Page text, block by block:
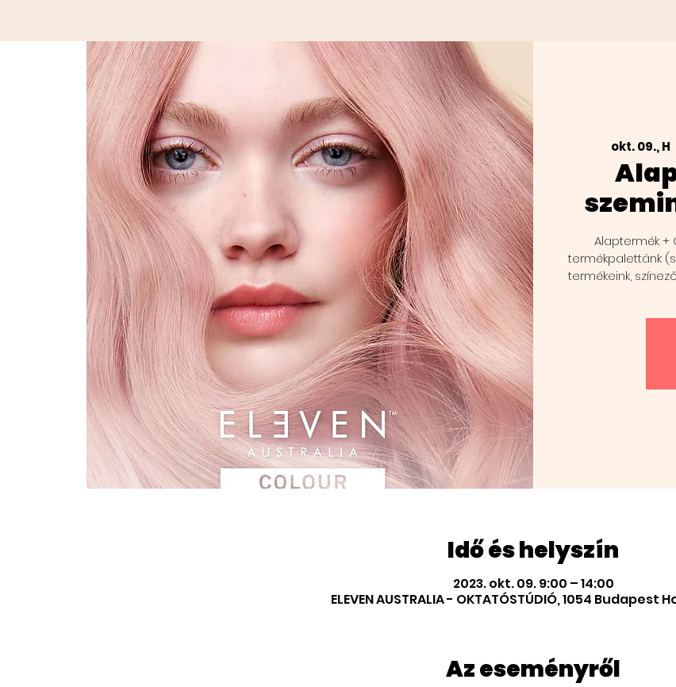
okt. 09., H
Alaptermék +
termékpalettánk
termékeink,
Idő és helyszín
2023. okt. 09. 9:00 – 14:00
ELEVEN AUSTRALIA - OKTATÓSTÚDIÓ, 1054 Budapest
Az eseményről